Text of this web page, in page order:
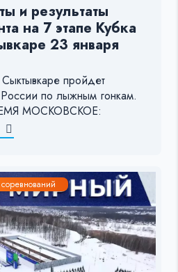
и результаты
на 7 этапе Кубка
23 января
пройдет
по лыжным гонкам.
МОСКОВСКОЕ:
соревнований